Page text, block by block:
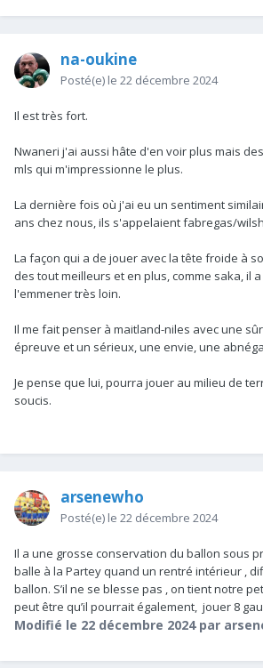
na-oukine
Posté(e) le 22 décembre 2024
Il est très fort.
Nwaneri j'ai aussi hâte d'en voir plus mais
mls qui m'impressionne le plus.
La dernière fois où j'ai eu un sentiment
ans chez nous, ils s'appelaient fabregas/
La façon qui a de jouer avec la tête froide à
des tout meilleurs et en plus, comme saka, il
l'emmener très loin.
Il me fait penser à maitland-niles avec une
épreuve et un sérieux, une envie, une
Je pense que lui, pourra jouer au milieu de
soucis.
arsenewho
Posté(e) le 22 décembre 2024
Il a une grosse conservation du ballon sous
balle à la Partey quand un rentré intérieur ,
ballon. S’il ne se blesse pas , on tient notre
peut être qu’il pourrait également, jouer 8
Modifié le 22 décembre 2024par